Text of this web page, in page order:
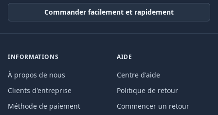
Commander facilement et rapidement
INFORMATIONS
À propos de nous
Clients d'entreprise
Méthode de paiement
AIDE
Centre d'aide
Politique de retour
Commencer un retour